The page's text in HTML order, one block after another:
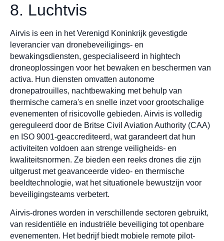
8. Luchtvis
Airvis is een in het Verenigd Koninkrijk gevestigde
leverancier van dronebeveiligings- en
bewakingsdiensten, gespecialiseerd in hightech
droneoplossingen voor het bewaken en beschermen van
activa. Hun diensten omvatten autonome
dronepatrouilles, nachtbewaking met behulp van
thermische camera's en snelle inzet voor grootschalige
evenementen of risicovolle gebieden. Airvis is volledig
gereguleerd door de Britse Civil Aviation Authority (CAA)
en ISO 9001-geaccrediteerd, wat garandeert dat hun
activiteiten voldoen aan strenge veiligheids- en
kwaliteitsnormen. Ze bieden een reeks drones die zijn
uitgerust met geavanceerde video- en thermische
beeldtechnologie, wat het situationele bewustzijn voor
beveiligingsteams verbetert.
Airvis-drones worden in verschillende sectoren gebruikt,
van residentiële en industriële beveiliging tot openbare
evenementen. Het bedrijf biedt mobiele remote pilot-